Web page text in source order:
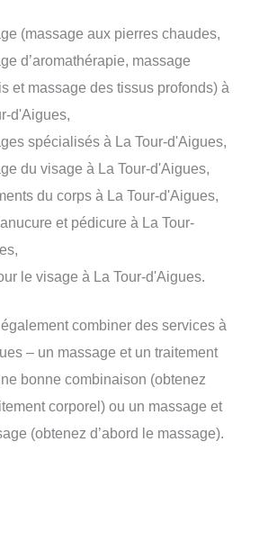
(massage aux pierres chaudes,
d’aromathérapie, massage
et massage des tissus profonds) à
d'Aigues,
spécialisés à La Tour-d'Aigues,
du visage à La Tour-d'Aigues,
du corps à La Tour-d'Aigues,
et pédicure à La Tour-
le visage à La Tour-d'Aigues.
combiner des services à
– un massage et un traitement
bonne combinaison (obtenez
corporel) ou un massage et
(obtenez d’abord le massage).